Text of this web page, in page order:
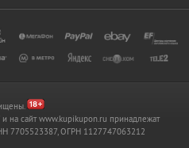
на сайт www.kupikupon.ru принадлежат
7705523387, ОГРН 1127747063212